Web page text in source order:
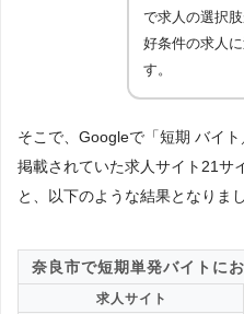
で求人の選択
好条件の求人
す。
そこで、Googleで「短期 バイ
掲載されていた求人サイト21サ
と、以下のような結果となりまし
奈良市で短期単発バイトに
求人サイト